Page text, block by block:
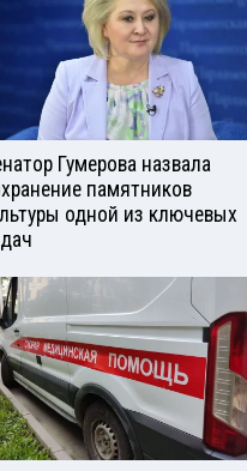
Гумерова назвала
памятников
одной из ключевых